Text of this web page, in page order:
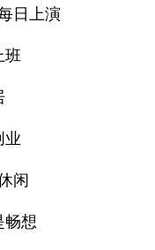
日上演
班
业
闲
畅想